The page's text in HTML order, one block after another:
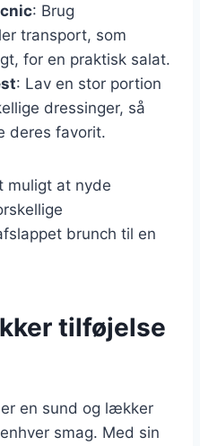
: Brug
transport, som
for en praktisk salat.
: Lav en stor portion
dressinger, så
deres favorit.
muligt at nyde
brunch til en
tilføjelse
en sund og lækker
smag. Med sin